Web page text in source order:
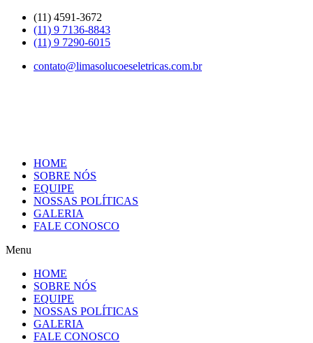
Skip
content
(11) 4591-3672
(11) 9 7136-8843
(11) 9 7290-6015
contato@limasolucoeseletricas.com.br
HOME
SOBRE NÓS
EQUIPE
NOSSAS POLÍTICAS
GALERIA
FALE CONOSCO
Menu
HOME
SOBRE NÓS
EQUIPE
NOSSAS POLÍTICAS
GALERIA
FALE CONOSCO